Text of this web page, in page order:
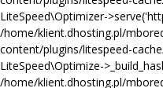
LiteSpeed\Optimizer-
/home/klient.dhosting.pl/
content/plugins/litespeed-
LiteSpeed\Optimize-
/home/klient.dhosting.pl/